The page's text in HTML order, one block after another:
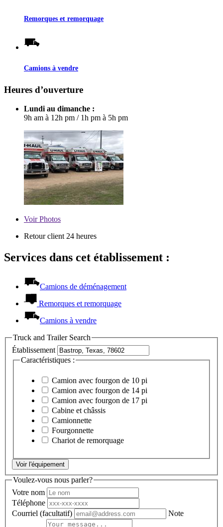
Remorques et remorquage
Camions à vendre
Heures d’ouverture
Lundi au dimanche :
9h am à 12h pm / 1h pm à 5h pm
VoirPhotos
Retour client 24 heures
Services dans cet établissement :
Camions de déménagement
Remorques et remorquage
Camions à vendre
Truck and Trailer Search
Établissement
Caractéristiques :
Camion avec fourgon de 10 pi
Camion avec fourgon de 14 pi
Camion avec fourgon de 17 pi
Cabine et châssis
Camionnette
Fourgonnette
Chariot de remorquage
Voir l'équipement
Voulez-vous nous parler?
Votre nom
Téléphone
Courriel (facultatif) Note